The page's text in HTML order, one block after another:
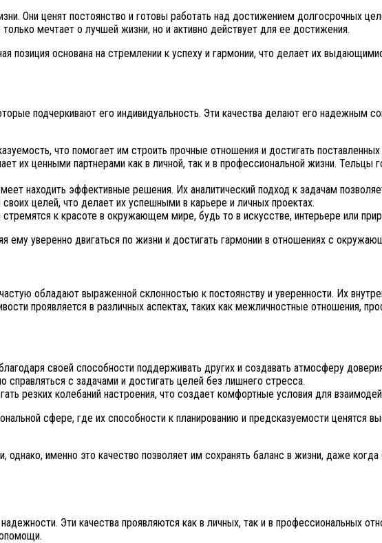
Они ценят постоянство и готовы работать над достижением долгосрочных
мечтает о лучшей жизни, но и активно действует для ее достижения.
позиция основана на стремлении к успеху и гармонии, что делает их
подчеркивают его индивидуальность. Эти качества делают его надежным
что помогает им строить прочные отношения и достигать
их ценными партнерами как в личной, так и в профессиональной жизни. Тельцы
находить эффективные решения. Их аналитический подход к задачам
целей, что делает их успешными в карьере и личных проектах.
к красоте в окружающем мире, будь то в искусстве, интерьере или
уверенно двигаться по жизни и достигать гармонии в отношениях с
обладают выраженной склонностью к постоянству и уверенности. Их
проявляется в различных аспектах, таких как межличностные отношения,
своей способности поддерживать других и создавать атмосферу
с задачами и достигать целей без лишнего стресса.
резких колебаний настроения, что создает комфортные условия для
сфере, где их способности к планированию и предсказуемости ценятся
именно это качество позволяет им сохранять баланс в жизни, даже
Эти качества проявляются как в личных, так и в профессиональных